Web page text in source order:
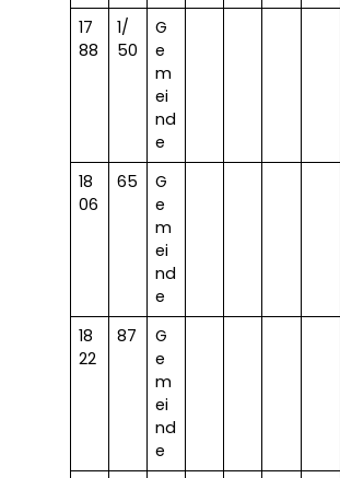
17
88
1/
50
G
e
m
ei
nd
e
18
06
65
G
e
m
ei
nd
e
18
22
87
G
e
m
ei
nd
e